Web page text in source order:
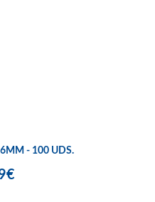
- 100 UDS.